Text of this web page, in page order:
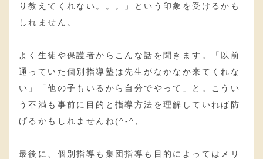
り教えてくれない。。。」という印象を受けるかも
しれません。
よく生徒や保護者からこんな話を聞きます。「以前
通っていた個別指導塾は先生がなかなか来てくれな
い」「他の子もいるから自分でやって」と。こうい
う不満も事前に目的と指導方法を理解していれば防
げるかもしれませんね(^-^;
最後に、個別指導も集団指導も目的によってはメリ